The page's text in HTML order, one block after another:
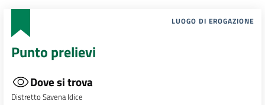
LUOGO DI EROGAZIONE
Punto prelievi
Dove si trova
Distretto Savena Idice